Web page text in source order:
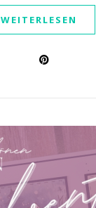
WEITERLESEN